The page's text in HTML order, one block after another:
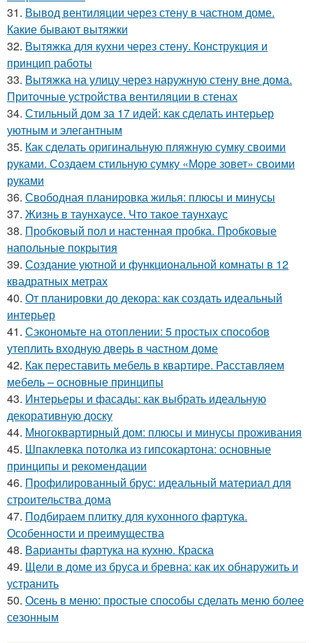
31. Вывод вентиляции через стену в частном доме.
Какие бывают вытяжки
32. Вытяжка для кухни через стену. Конструкция и
принцип работы
33. Вытяжка на улицу через наружную стену вне дома.
Приточные устройства вентиляции в стенах
34. Стильный дом за 17 идей: как сделать интерьер
уютным и элегантным
35. Как сделать оригинальную пляжную сумку своими
руками. Создаем стильную сумку «Море зовет» своими
руками
36. Свободная планировка жилья: плюсы и минусы
37. Жизнь в таунхаусе. Что такое таунхаус
38. Пробковый пол и настенная пробка. Пробковые
напольные покрытия
39. Создание уютной и функциональной комнаты в 12
квадратных метрах
40. От планировки до декора: как создать идеальный
интерьер
41. Сэкономьте на отоплении: 5 простых способов
утеплить входную дверь в частном доме
42. Как переставить мебель в квартире. Расставляем
мебель – основные принципы
43. Интерьеры и фасады: как выбрать идеальную
декоративную доску
44. Многоквартирный дом: плюсы и минусы проживания
45. Шпаклевка потолка из гипсокартона: основные
принципы и рекомендации
46. Профилированный брус: идеальный материал для
строительства дома
47. Подбираем плитку для кухонного фартука.
Особенности и преимущества
48. Варианты фартука на кухню. Краска
49. Щели в доме из бруса и бревна: как их обнаружить и
устранить
50. Осень в меню: простые способы сделать меню более
сезонным